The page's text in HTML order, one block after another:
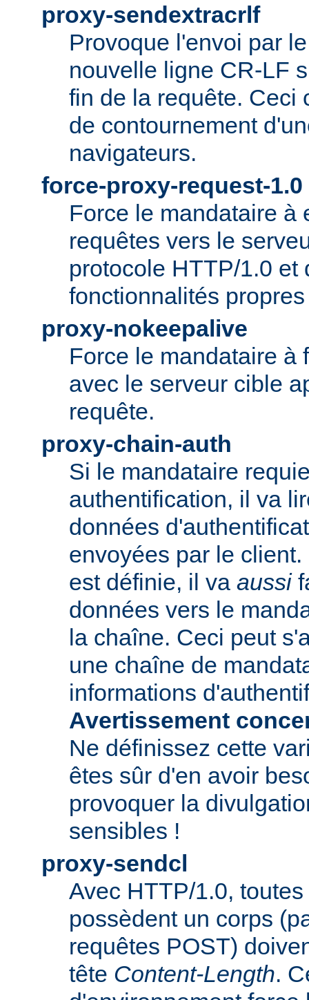
proxy-sendextracrlf
Provoque l'envoi par
nouvelle ligne CR-LF
fin de la requête. Ceci
de contournement
navigateurs.
force-proxy-request-1.0
Force le mandataire à
requêtes vers le
protocole HTTP/1.0 et
fonctionnalités
proxy-nokeepalive
Force le mandataire à
avec le serveur cible
requête.
proxy-chain-auth
Si le mandataire
authentification, il va
données
envoyées par le
est définie, il va aussi
données vers le
la chaîne. Ceci peut
une chaîne de
informations
Avertissement
Ne définissez cette
êtes sûr d'en avoir
provoquer la
sensibles !
proxy-sendcl
Avec HTTP/1.0,
possèdent un corps
requêtes POST)
tête Content-Length.